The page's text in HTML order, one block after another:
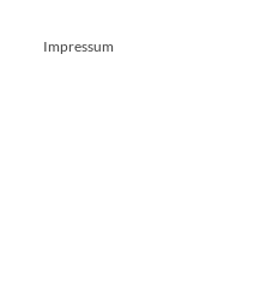
Impressum